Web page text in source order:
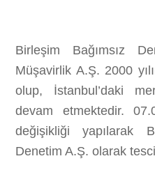
Birleşim Bağımsız
Müşavirlik A.Ş. 2000
olup, İstanbul’daki
devam etmektedir.
değişikliği yapılarak
Denetim A.Ş. olarak